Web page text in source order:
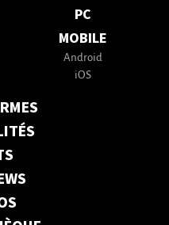
PC
MOBILE
Android
iOS